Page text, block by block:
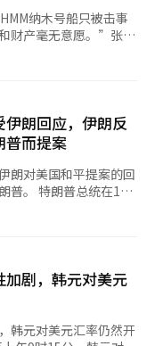
铀时，避而不答，表
解决伊朗铀问题的具体
”※ 本报道经人工智
法国所考虑的是与伊
拒绝对船舶通行征收
了霍尔木兹海峡，导
飙升。美国因此对伊朗
（AI）系统翻译与编
。如果有协议，进入并
浓缩铀。 然而，
。”他也没有提供解决
非常重要的任务。”
，真主党前线可能会继
线纳入停火协议，但
，如果
代理势力网络，如真主
关于伊朗政权被推翻
是保证。”※ 本报道
纳木号船只被击事
财产毫无意愿。”张东
指出：“李在明甚至拿
是被击事件，但我们
确认被击后，政府又表
朗国营电视台已经报
而受害者却不承
供了资金，这笔钱可能
东赫表示：“在160名
分只在社交媒体上发
李在明究竟是什么
却在众多报道中只找
布了‘无理’的社交媒
的房源锁定、租赁消
他还提到：“郑元浩作
他表示：“无论问多少
转让税加征、提高保有
朗回应，伊朗反
普而提案
朗对美国和平提案的回
在10
示：“我刚刚阅读了
案。特朗普在8日与
件。”但伊朗国营
巴基斯坦向美国传达
援引知情人士称，伊
加剧，韩元对美元
韩元对美元汇率仍然开